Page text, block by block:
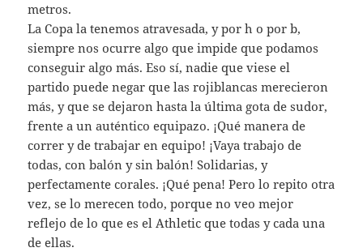
metros.
La Copa la tenemos atravesada, y por h o por b,
siempre nos ocurre algo que impide que podamos
conseguir algo más. Eso sí, nadie que viese el
partido puede negar que las rojiblancas merecieron
más, y que se dejaron hasta la última gota de sudor,
frente a un auténtico equipazo. ¡Qué manera de
correr y de trabajar en equipo! ¡Vaya trabajo de
todas, con balón y sin balón! Solidarias, y
perfectamente corales. ¡Qué pena! Pero lo repito otra
vez, se lo merecen todo, porque no veo mejor
reflejo de lo que es el Athletic que todas y cada una
de ellas.